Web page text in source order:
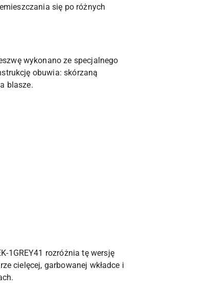
się po różnych
wykonano ze specjalnego
obuwia: skórzaną
blasze.
1GREY41 rozróżnia tę wersję
cielęcej, garbowanej wkładce i